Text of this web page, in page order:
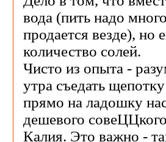
вода (пить надо
продается везде), но
количество солей.
Чисто из опыта -
утра съедать
прямо на ладошку
дешевого
Калия. Это важно -